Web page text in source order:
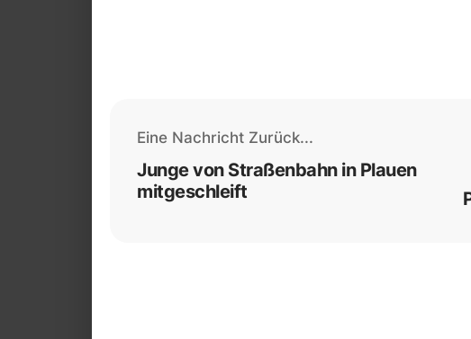
Eine Nachricht Zurück...
Junge von Straßenbahn in Plauen
mitgeschleift